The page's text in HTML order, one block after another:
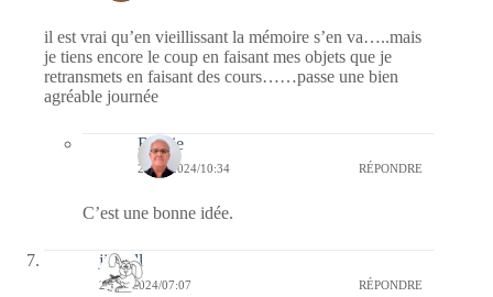
il est vrai qu’en vieillissant la mémoire s’en va…..mais
je tiens encore le coup en faisant mes objets que je
retransmets en faisant des cours……passe une bien
agréable journée
Bernie
25/10/2024/10:34 RÉPONDRE
C’est une bonne idée.
jill bill
22/10/2024/07:07 RÉPONDRE